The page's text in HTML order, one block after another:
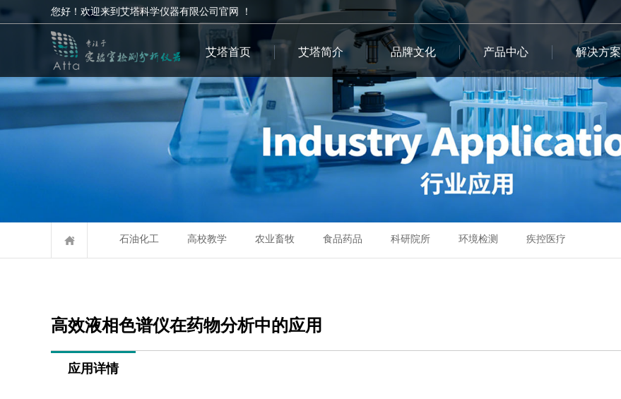
您好！欢迎来到艾塔科学仪器有限公司官网 ！
艾塔首页 艾塔简介 品牌文化 产品中心 解决方案
石油化工 高校教学 农业畜牧 食品药品 科研院所 环境检测 疾控医疗
高效液相色谱仪在药物分析中的应用
应用详情